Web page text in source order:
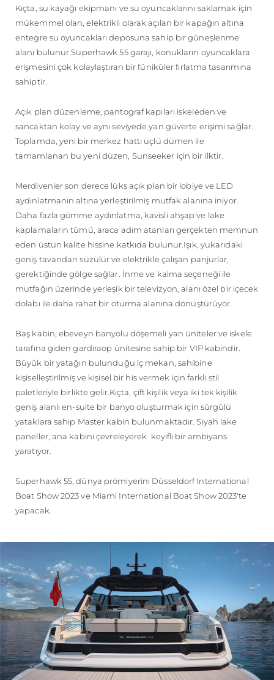
Kıçta, su kayağı ekipmanı ve su oyuncaklarını saklamak için
mükemmel olan, elektrikli olarak açılan bir kapağın altına
entegre su oyuncakları deposuna sahip bir güneşlenme
alanı bulunur.Superhawk 55 garajı, konukların oyuncaklara
erişmesini çok kolaylaştıran bir füniküler fırlatma tasarımına
sahiptir.
Açık plan düzenleme, pantograf kapıları iskeleden ve
sancaktan kolay ve aynı seviyede yan güverte erişimi sağlar.
Toplamda, yeni bir merkez hattı üçlü dümen ile
tamamlanan bu yeni düzen, Sunseeker için bir ilktir.
Merdivenler son derece lüks açık plan bir lobiye ve LED
aydınlatmanın altına yerleştirilmiş mutfak alanına iniyor.
Daha fazla gömme aydınlatma, kavisli ahşap ve lake
kaplamaların tümü, araca adım atanları gerçekten memnun
eden üstün kalite hissine katkıda bulunur.Işık, yukarıdaki
geniş tavandan süzülür ve elektrikle çalışan panjurlar,
gerektiğinde gölge sağlar. İnme ve kalma seçeneği ile
mutfağın üzerinde yerleşik bir televizyon, alanı özel bir içecek
dolabı ile daha rahat bir oturma alanına dönüştürüyor.
Baş kabin, ebeveyn banyolu döşemeli yan üniteler ve iskele
tarafına giden gardıraop ünitesine sahip bir VIP kabindir.
Büyük bir yatağın bulunduğu iç mekan, sahibine
kişiselleştirilmiş ve kişisel bir his vermek için farklı stil
paletleriyle birlikte gelir.Kıçta, çift kişilik veya iki tek kişilik
geniş alanlı en-suite bir banyo oluşturmak için sürgülü
yataklara sahip Master kabin bulunmaktadır. Siyah lake
paneller, ana kabini çevreleyerek keyifli bir ambiyans
yaratıyor.
Superhawk 55, dünya prömiyerini Düsseldorf International
Boat Show 2023 ve Miami International Boat Show 2023'te
yapacak.